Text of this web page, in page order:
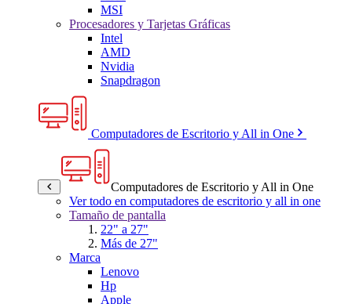
MSI
Procesadores y Tarjetas Gráficas
Intel
AMD
Nvidia
Snapdragon
Computadores de Escritorio y All in One
Computadores de Escritorio y All in One
Ver todo en computadores de escritorio y all in one
Tamaño de pantalla
22" a 27"
Más de 27"
Marca
Lenovo
Hp
Apple